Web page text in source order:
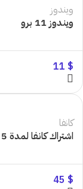
ويندوز
ويندوز 11 برو
11 $
كانفا
اشتراك كانفا لمدة 5 سنوات
45 $